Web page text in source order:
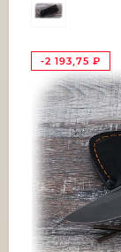
-2 193,75 ₽